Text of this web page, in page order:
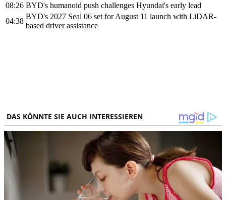
08:26 BYD's humanoid push challenges Hyundai's early lead
04:38
BYD's 2027 Seal 06 set for August 11 launch with LiDAR-
based driver assistance